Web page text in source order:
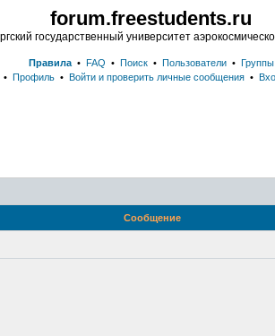
forum.freestudents.ru
государственный университет
Правила• FAQ • Поиск• Пользователи• Группы
• Профиль • Войти и проверить личные сообщения •
Сообщение